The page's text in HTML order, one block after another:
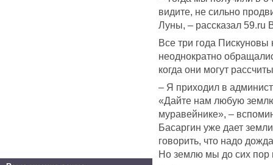
видите, не сильно
Луны, – рассказал 59.ru
Все три года
неоднократно
когда они могут
– Я приходил в
«Дайте нам любую
муравейнике», –
Басаргин уже дает
говорить, что надо
Но землю мы до сих пор